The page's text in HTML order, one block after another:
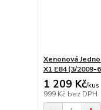
Xenonová
X1 E84 (3/2009-
1 209 Kč/kus
999 Kč bez DPH